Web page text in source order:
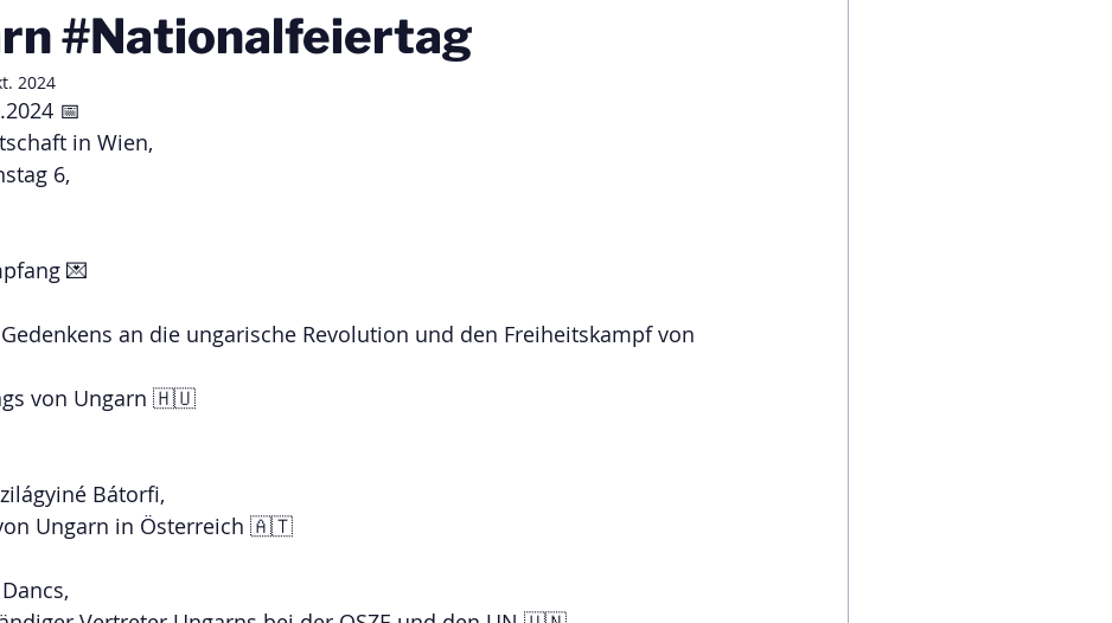
#Nationalfeiertag
2024
📅
in Wien,
6,
💌
an die ungarische Revolution und den Freiheitskampf von
von Ungarn 🇭🇺
Bátorfi,
Ungarn in Österreich 🇦🇹